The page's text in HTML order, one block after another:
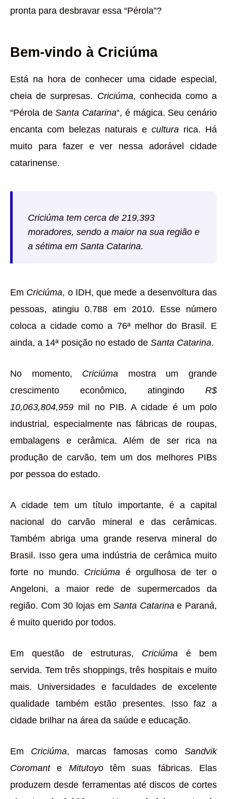
pronta para desbravar essa “Pérola”?
Bem-vindo à Criciúma
Está na hora de conhecer uma cidade especial,
cheia de surpresas. Criciúma, conhecida como a
“Pérola deSanta Catarina“, é mágica. Seu cenário
encanta com belezas naturais e cultura rica. Há
muito para fazer e ver nessa adorável cidade
catarinense.
Criciúma tem cerca de 219,393
moradores, sendo a maior na sua região e
a sétima em Santa Catarina.
Em Criciúma, o IDH, que mede a desenvoltura das
pessoas, atingiu 0.788 em 2010. Esse número
coloca a cidade como a 76ª melhor do Brasil. E
ainda, a 14ª posição no estado de Santa Catarina.
No momento, Criciúma mostra um grande
crescimento econômico, atingindo R$
10,063,804,959 mil no PIB. A cidade é um polo
industrial, especialmente nas fábricas de roupas,
embalagens e cerâmica. Além de ser rica na
produção de carvão, tem um dos melhores PIBs
por pessoa do estado.
A cidade tem um título importante, é a capital
nacional do carvão mineral e das cerâmicas.
Também abriga uma grande reserva mineral do
Brasil. Isso gera uma indústria de cerâmica muito
forte no mundo. Criciúma é orgulhosa de ter o
Angeloni, a maior rede de supermercados da
região. Com 30 lojas emSanta Catarina e Paraná,
é muito querido por todos.
Em questão de estruturas, Criciúma é bem
servida. Tem três shoppings, três hospitais e muito
mais. Universidades e faculdades de excelente
qualidade também estão presentes. Isso faz a
cidade brilhar na área da saúde e educação.
Em Criciúma, marcas famosas como Sandvik
Coromante Mitutoyotêm suas fábricas. Elas
produzem desde ferramentas até discos de cortes